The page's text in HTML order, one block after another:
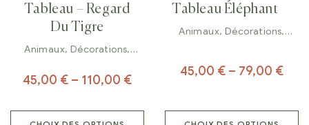
Tableau – Regard
Du Tigre
Animaux, Décorations,
45,00 € – 110,00 €
Tableau Éléphant
Animaux, Décorations,
45,00 € – 79,00 €